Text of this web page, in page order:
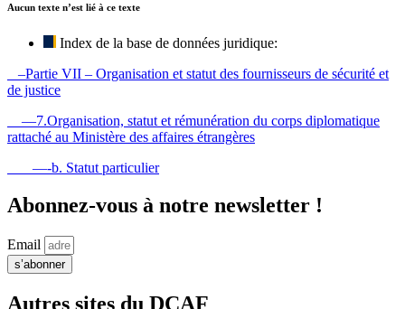
Aucun texte n’est lié à ce texte
Index de la base de données juridique:
–Partie VII – Organisation et statut des fournisseurs de sécurité et
de justice
—7.Organisation, statut et rémunération du corps diplomatique
rattaché au Ministère des affaires étrangères
—-b. Statut particulier
Abonnez-vous à notre newsletter !
Email
s’abonner
Autres sites du DCAF